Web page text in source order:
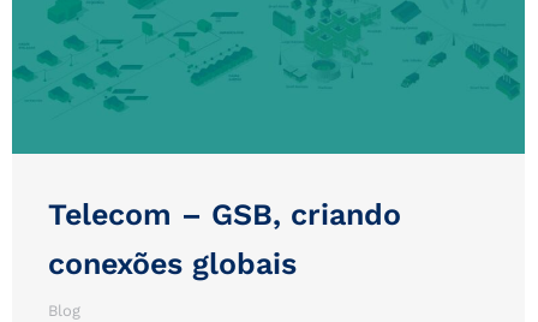
Telecom – GSB, criando
conexões globais
Blog